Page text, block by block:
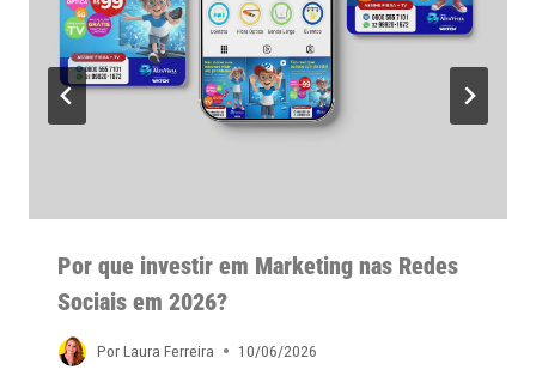
Por que investir em Marketing nas Redes
Sociais em 2026?
PorLaura Ferreira 10/06/2026